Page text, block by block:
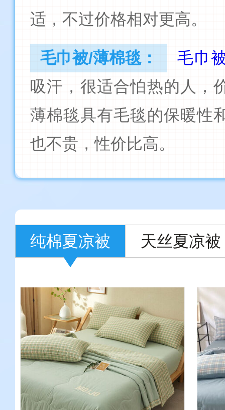
适，不过价格相对更高。
毛巾被/薄棉毯：
毛巾
吸汗，很适合怕热的人，
薄棉毯具有毛毯的保暖性
也不贵，性价比高。
纯棉夏凉被 天丝夏凉被